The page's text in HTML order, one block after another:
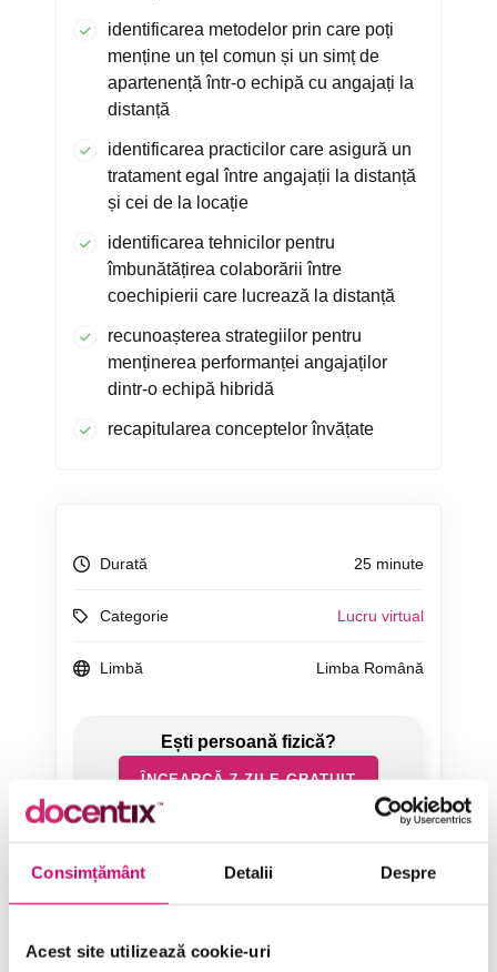
Consimțământ Detalii Despre
Acest site utilizează cookie-uri
identificarea metodelor prin care poți
menține un țel comun și un simț de
apartenență într-o echipă cu angajați la
distanță
identificarea practicilor care asigură un
tratament egal între angajații la distanță
și cei de la locație
identificarea tehnicilor pentru
îmbunătățirea colaborării între
coechipierii care lucrează la distanță
recunoașterea strategiilor pentru
menținerea performanței angajaților
dintr-o echipă hibridă
recapitularea conceptelor învățate
Durată 25 minute
Categorie Lucru virtual
Limbă Limba Română
ÎNCEARCĂ 7 ZILE GRATUIT